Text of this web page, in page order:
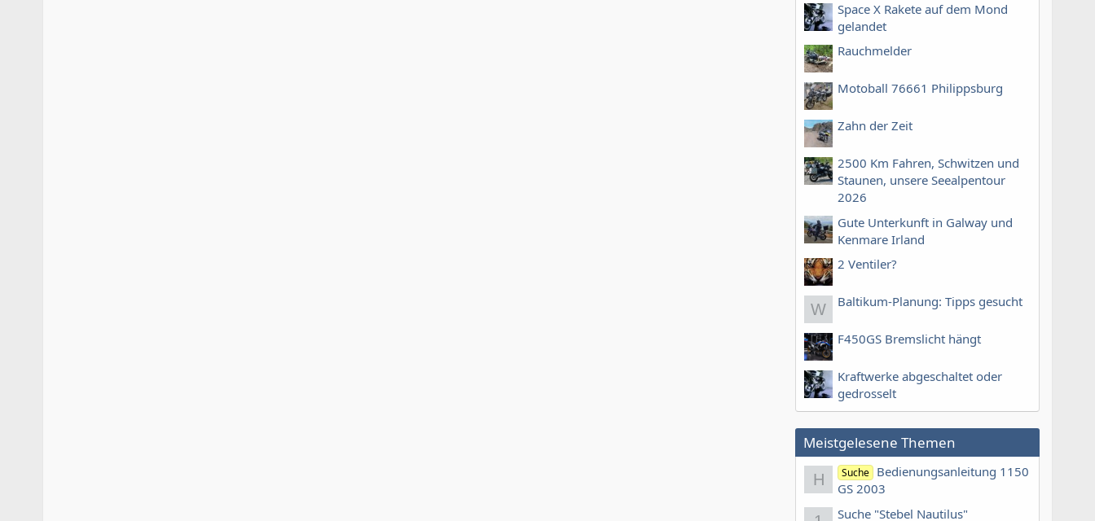
Space X Rakete auf dem Mond
gelandet
Rauchmelder
Motoball 76661 Philippsburg
Zahn der Zeit
2500 Km Fahren, Schwitzen und
Staunen, unsere Seealpentour
2026
Gute Unterkunft in Galway und
Kenmare Irland
2 Ventiler?
W Baltikum-Planung: Tipps gesucht
F450GS Bremslicht hängt
Kraftwerke abgeschaltet oder
gedrosselt
Meistgelesene Themen
H Suche Bedienungsanleitung 1150
GS 2003
Suche "Stebel Nautilus"